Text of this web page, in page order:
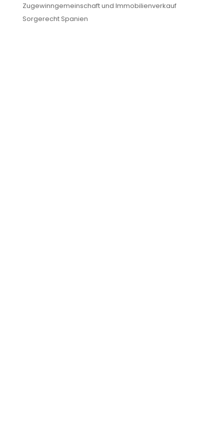
Zugewinngemeinschaft und Immobilienverkauf
Sorgerecht Spanien